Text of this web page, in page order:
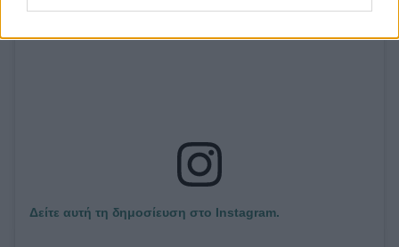
Δείτε αυτή τη δημοσίευση στο Instagram.